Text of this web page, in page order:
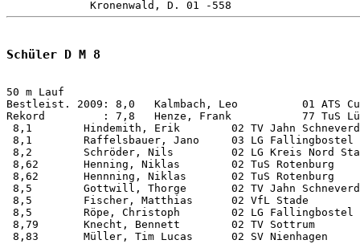
Schüler D M 8
50 m Lauf
Bestleist. 2009: 8,0   Kalmbach, Leo          01 ATS
Rekord         : 7,8   Henze, Frank           77
8,1        Hindemith, Erik        02 TV Jahn
8,1        Raffelsbauer, Jano     03 LG
8,2        Schröder, Nils         02 LG Kreis Nord
8,62       Henning, Niklas        02 TuS
8,62       Hennning, Niklas       02 TuS Rotenburg
8,5        Gottwill, Thorge       02 TV Jahn
8,5        Fischer, Matthias      02 VfL Stade
8,5        Röpe, Christoph        02 LG
8,79       Knecht, Bennett        02 TV Sottrum
8,83       Müller, Tim Lucas      02 SV Nienhagen